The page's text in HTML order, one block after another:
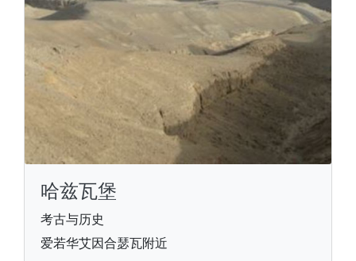
哈兹瓦堡
考古与历史
爱若华艾因合瑟瓦附近